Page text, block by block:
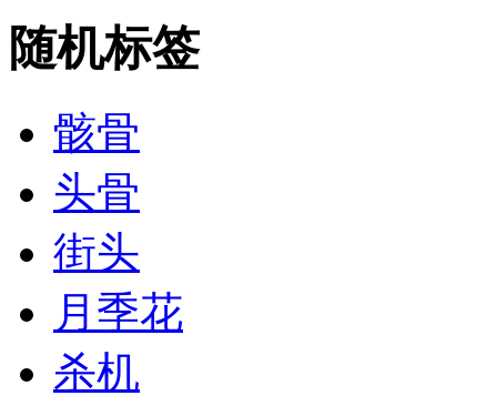
随机标签
骸骨
头骨
街头
月季花
杀机